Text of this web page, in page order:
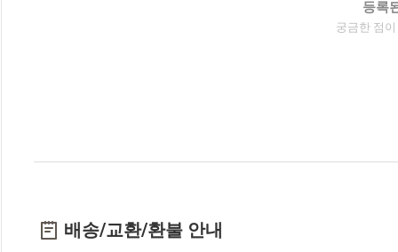
등록
궁금한 점
배송/교환/환불 안내